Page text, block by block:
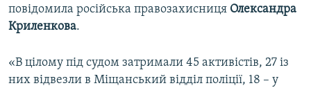
повідомила російська правозахисниця Олександра
Криленкова.
«В цілому під судом затримали 45 активістів, 27 із
них відвезли в Міщанський відділ поліції, 18 – у